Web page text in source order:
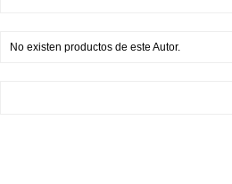
No existen productos de este Autor.